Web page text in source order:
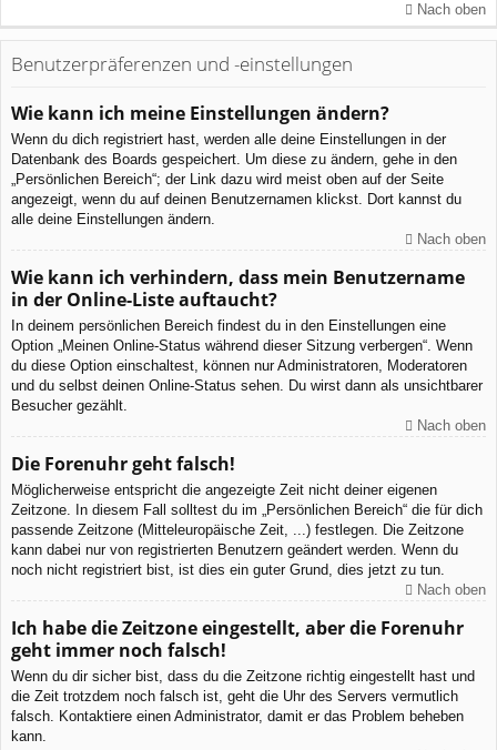
Nach oben
Benutzerpräferenzen und -einstellungen
Wie kann ich meine Einstellungen ändern?
Wenn du dich registriert hast, werden alle deine Einstellungen in der
Datenbank des Boards gespeichert. Um diese zu ändern, gehe in den
„Persönlichen Bereich“; der Link dazu wird meist oben auf der Seite
angezeigt, wenn du auf deinen Benutzernamen klickst. Dort kannst du
alle deine Einstellungen ändern.
Nach oben
Wie kann ich verhindern, dass mein Benutzername
in der Online-Liste auftaucht?
In deinem persönlichen Bereich findest du in den Einstellungen eine
Option „Meinen Online-Status während dieser Sitzung verbergen“. Wenn
du diese Option einschaltest, können nur Administratoren, Moderatoren
und du selbst deinen Online-Status sehen. Du wirst dann als unsichtbarer
Besucher gezählt.
Nach oben
Die Forenuhr geht falsch!
Möglicherweise entspricht die angezeigte Zeit nicht deiner eigenen
Zeitzone. In diesem Fall solltest du im „Persönlichen Bereich“ die für dich
passende Zeitzone (Mitteleuropäische Zeit, ...) festlegen. Die Zeitzone
kann dabei nur von registrierten Benutzern geändert werden. Wenn du
noch nicht registriert bist, ist dies ein guter Grund, dies jetzt zu tun.
Nach oben
Ich habe die Zeitzone eingestellt, aber die Forenuhr
geht immer noch falsch!
Wenn du dir sicher bist, dass du die Zeitzone richtig eingestellt hast und
die Zeit trotzdem noch falsch ist, geht die Uhr des Servers vermutlich
falsch. Kontaktiere einen Administrator, damit er das Problem beheben
kann.